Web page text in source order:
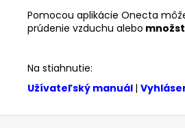
Pomocou aplikácie Onecta
prúdenie vzduchu alebo
Na stiahnutie:
Užívateľský manuál |